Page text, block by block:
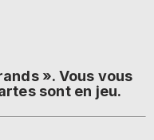
». Vous vous
sont en jeu.